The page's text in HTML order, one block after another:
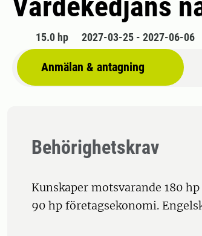
15.0 hp 2027-03-25 - 2027-06-06
Anmälan & antagning
Behörighetskrav
Kunskaper motsvarande 180
90 hp företagsekonomi.